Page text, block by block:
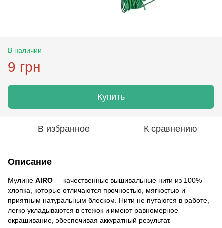
В наличии
9 грн
Купить
В избранное К сравнению
Описание
Мулине AIRO — качественные вышивальные нити из 100%
хлопка, которые отличаются прочностью, мягкостью и
приятным натуральным блеском. Нити не путаются в работе,
легко укладываются в стежок и имеют равномерное
окрашивание, обеспечивая аккуратный результат.